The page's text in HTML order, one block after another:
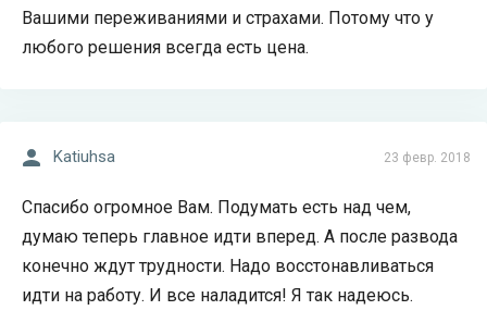
Вашими переживаниями и страхами. Потому что у
любого решения всегда есть цена.
23 февр. 2018
Katiuhsa
Спасибо огромное Вам. Подумать есть над чем,
думаю теперь главное идти вперед. А после развода
конечно ждут трудности. Надо восстонавливаться
идти на работу. И все наладится! Я так надеюсь.